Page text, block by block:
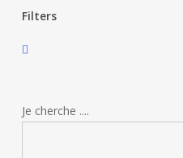
Filters
Close
Je cherche ....